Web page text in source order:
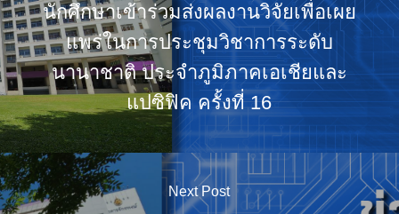
นักศึกษาเข้าร่วมส่งผลงานวิจัยเพื่อเผย
แพร่ในการประชุมวิชาการระดับ
นานาชาติ ประจำภูมิภาคเอเชียและ
แปซิฟิค ครั้งที่ 16
Next Post